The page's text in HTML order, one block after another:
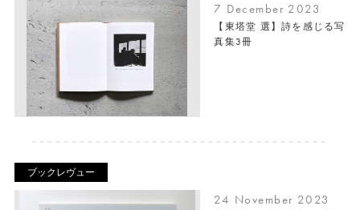
7 December 2023
【東塔堂 選】詩を感じる写
真集3冊
ブックレヴュー
24 November 2023